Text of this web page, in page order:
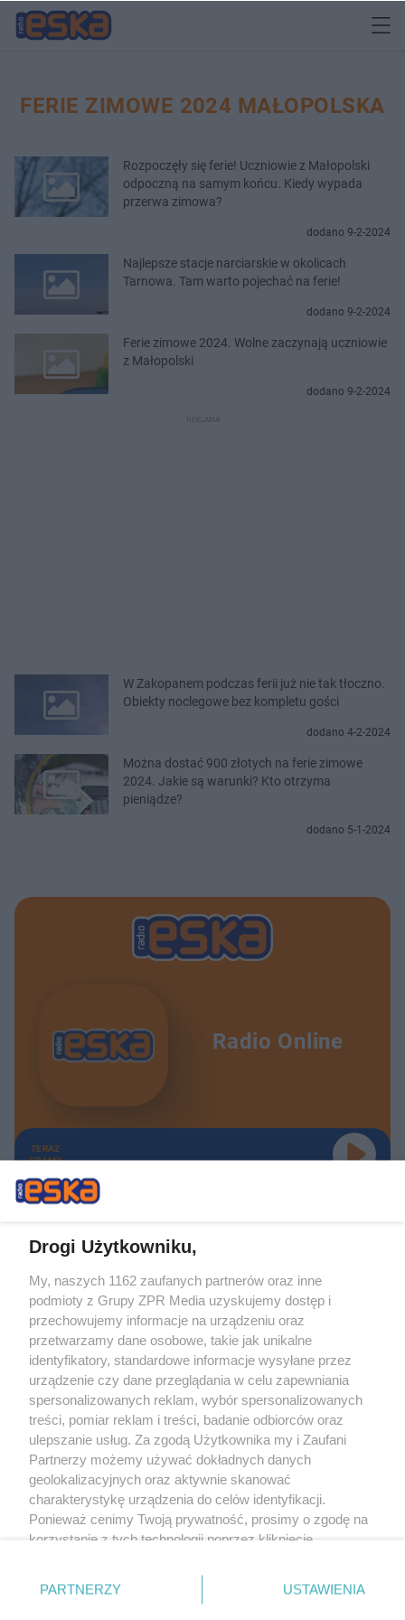
FERIE ZIMOWE 2024 MAŁOPOLSKA
Rozpoczęły się ferie! Uczniowie z Małopolski
odpoczną na samym końcu. Kiedy wypada
przerwa zimowa?
dodano 9-2-2024
Najlepsze stacje narciarskie w okolicach
Tarnowa. Tam warto pojechać na ferie!
dodano 9-2-2024
Ferie zimowe 2024. Wolne zaczynają uczniowie
z Małopolski
dodano 9-2-2024
W Zakopanem podczas ferii już nie tak tłoczno.
Obiekty noclegowe bez kompletu gości
dodano 4-2-2024
Można dostać 900 złotych na ferie zimowe
2024. Jakie są warunki? Kto otrzyma
pieniądze?
dodano 5-1-2024
Radio Online
TERAZ
GRAMY
Żaden utwór zamieszczony w serwisie nie może być powielany i
rozpowszechniany lub dalej rozpowszechniany w jakikolwiek sposób (w
tym także elektroniczny lub mechaniczny) na jakimkolwiek polu
eksploatacji w jakiejkolwiek formie, włącznie z umieszczaniem w Internecie
bez pisemnej zgody właściciela praw. Jakiekolwiek użycie lub
wykorzystanie utworów w całości lub w części z naruszeniem prawa, tzn.
bez właściwej zgody, jest zabronione pod groźbą kary i może być ścigane
prawnie.
O nas
Drogi Użytkowniku,
My, naszych 1162 zaufanych partnerów oraz inne
podmioty z Grupy ZPR Media uzyskujemy dostęp i
przechowujemy informacje na urządzeniu oraz
przetwarzamy dane osobowe, takie jak unikalne
identyfikatory, standardowe informacje wysyłane przez
urządzenie czy dane przeglądania w celu zapewniania
spersonalizowanych reklam, wybór spersonalizowanych
treści, pomiar reklam i treści, badanie odbiorców oraz
ulepszanie usług. Za zgodą Użytkownika my i Zaufani
Partnerzy możemy używać dokładnych danych
geolokalizacyjnych oraz aktywnie skanować
charakterystykę urządzenia do celów identyfikacji.
Ponieważ cenimy Twoją prywatność, prosimy o zgodę na
korzystanie z tych technologii poprzez kliknięcie
zmienić/wycofać klikając przycisk ustawień prywatności
znajdujący się w lewym dolnym rogu strony
PARTNERZY USTAWIENIA